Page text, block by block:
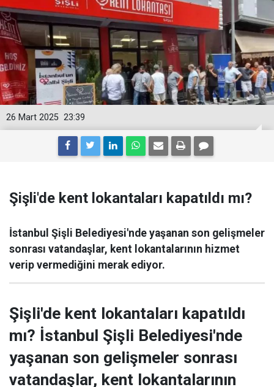
23:39
26 Mart 2025
Şişli'de kent lokantaları kapatıldı mı?
İstanbul Şişli Belediyesi'nde yaşanan son gelişmeler
sonrası vatandaşlar, kent lokantalarının hizmet
verip vermediğini merak ediyor.
Şişli'de kent lokantaları kapatıldı
mı? İstanbul Şişli Belediyesi'nde
yaşanan son gelişmeler sonrası
vatandaşlar, kent lokantalarının